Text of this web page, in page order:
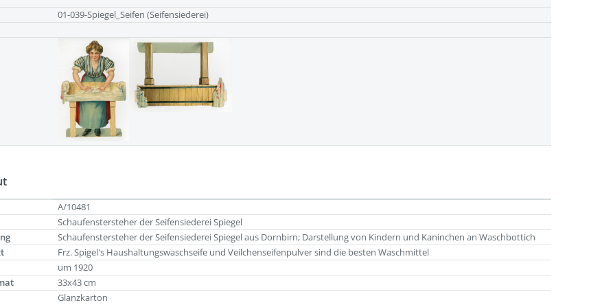
01-039-Spiegel_Seifen (Seifensiederei)
A/10481
Schaufenstersteher der Seifensiederei Spiegel
Schaufenstersteher der Seifensiederei Spiegel aus Dornbirn; Darstellung von Kindern und Kaninchen an Waschbottich
Frz. Spigel's Haushaltungswaschseife und Veilchenseifenpulver sind die besten Waschmittel
um 1920
33x43 cm
Glanzkarton